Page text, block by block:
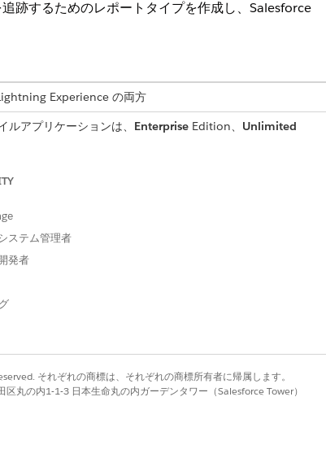
跡するためのレポートタイプを作成し、Salesforce
Experience の両方
アプリケーションは、 EnterpriseEdition、 Unlimited
に作業を割り当てることができます。
ト作成を一歩前に進めるには、Field Service Analytics アプリ
AppExchange からダウンロードします。次の省略可能なダッ
とダッシュボードを作成します。
ステム管理者
発者
それぞれの商標は、それぞれの商標所有者に帰属します。
丸の内1-1-3 日本生命丸の内ガーデンタワー（Salesforce Tower）